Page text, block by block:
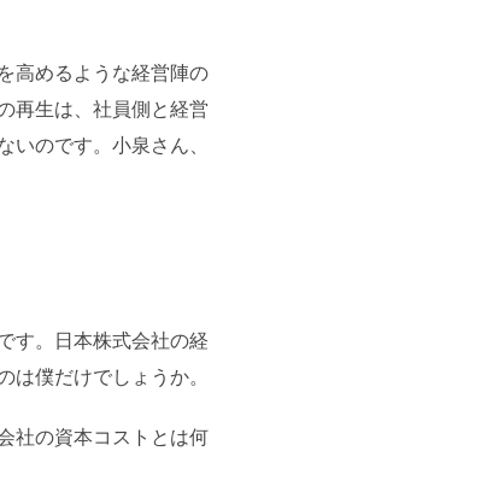
高めるような経営陣の
再生は、社員側と経営
いのです。小泉さん、
す。日本株式会社の経
僕だけでしょうか。
社の資本コストとは何